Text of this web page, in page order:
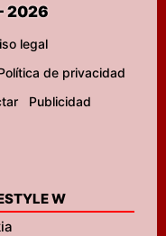
2026
legal
de privacidad
Publicidad
W